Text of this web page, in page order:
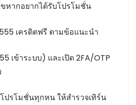
ขหากอยากได้รับโปรโมชั่น
เครดิตฟรี ตามข้อแนะนำ
เข้าระบบ) และเปิด 2FA/OTP
ปรโมชั่นทุกหน ให้สำรวจเทิร์น